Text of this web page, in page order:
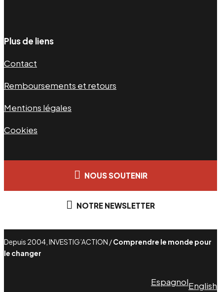
Plus de liens
Contact
Remboursements et retours
Mentions légales
Cookies
NOUS SOUTENIR
NOTRE NEWSLETTER
Depuis 2004, INVESTIG’ACTION /Comprendre le monde pour
le changer
EspagnolEnglish